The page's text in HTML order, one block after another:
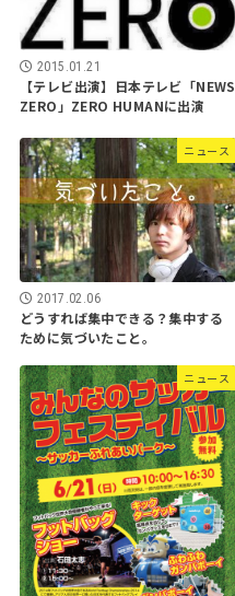
2015.01.21
【テレビ出演】日本テレビ「NEWS
ZERO」ZERO HUMANに出演
ニュース
2017.02.06
どうすれば集中できる？集中する
ために気づいたこと。
ニュース